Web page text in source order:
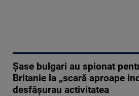
Șase bulgari au spionat
Britanie la „scară aproape
desfășurau activitatea